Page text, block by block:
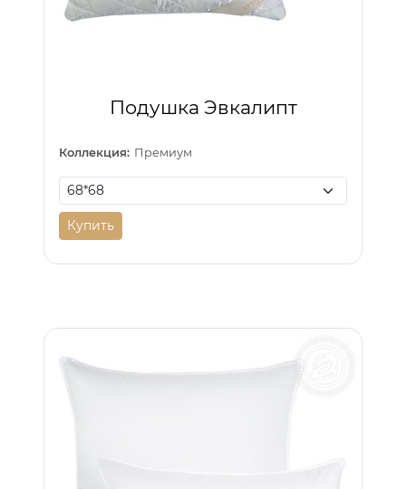
Подушка Эвкалипт
Коллекция: Премиум
Купить